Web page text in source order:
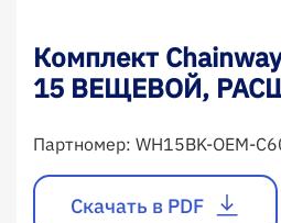
Комплект
15 ВЕЩЕВОЙ,
Партномер: WH15BK-OEM-
Скачать в PDF